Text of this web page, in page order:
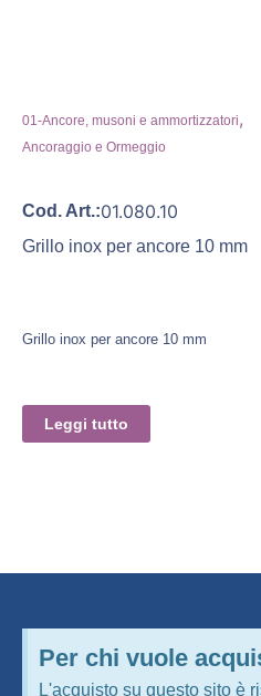
01-Ancore, musoni e ammortizzatori,
Ancoraggio e Ormeggio
Cod. Art.:01.080.10
Grillo inox per ancore 10 mm
Grillo inox per ancore 10 mm
Leggi tutto
Per chi vuole
L'acquisto su questo sito è